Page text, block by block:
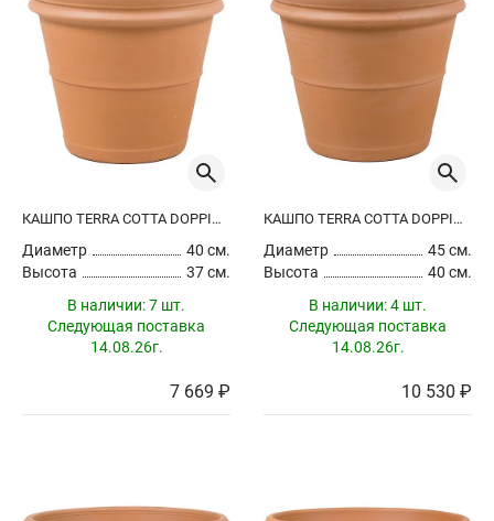
КАШПО TERRA COTTA DOPPIO BORDO
Диаметр
40 см.
Высота
37 см.
В наличии:7 шт.
Следующая поставка
14.08.26г.
7 669 ₽
КАШПО TERRA COTTA DOPPIO BORDO
Диаметр
45 см.
Высота
40 см.
В наличии:4 шт.
Следующая поставка
14.08.26г.
10 530 ₽